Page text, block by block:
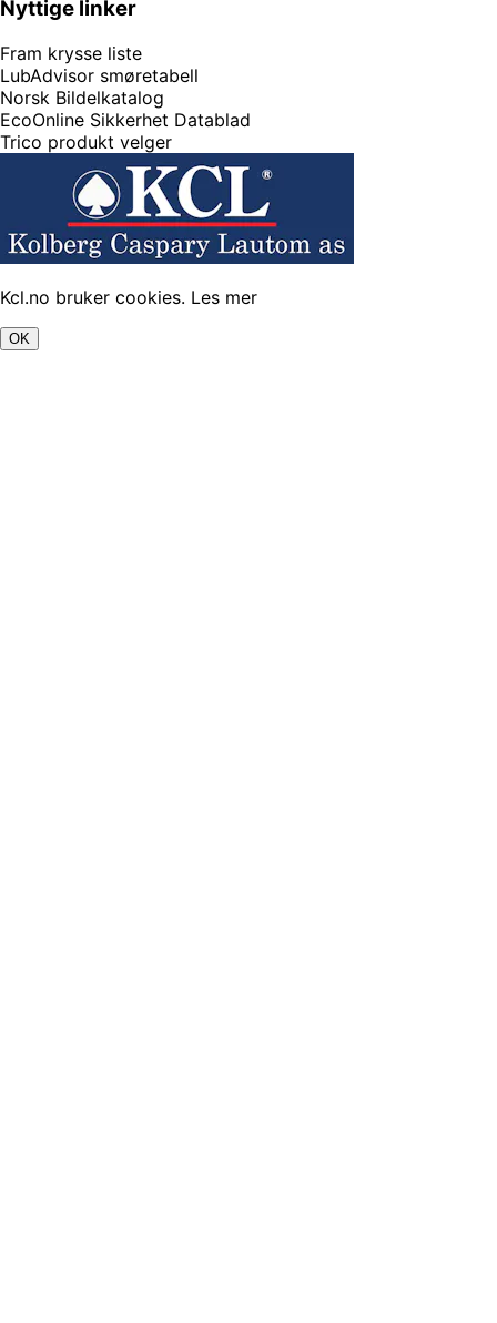
Nyttige linker
Fram krysse liste
LubAdvisor smøretabell
Norsk Bildelkatalog
EcoOnline Sikkerhet Datablad
Trico produkt velger
Kcl.no bruker cookies. Les mer
OK